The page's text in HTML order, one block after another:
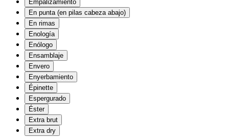
Empalizamiento
En punta (en pilas cabeza abajo)
En rimas
Enología
Enólogo
Ensamblaje
Envero
Enyerbamiento
Épinette
Espergurado
Éster
Extra brut
Extra dry